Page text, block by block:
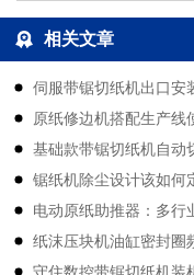
相关文章
伺服带锯切纸机出口安
守
原纸修边机搭配生产线
基础款带锯切纸机自动
样？
锯纸机除尘设计该如何
拆解
电动原纸助推器：多行
纸沫压块机油缸密封圈
守住数控带锯切纸机装